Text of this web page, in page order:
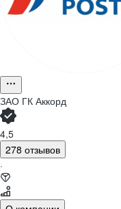
ЗАО ГК Аккорд
4,5
278 отзывов
·